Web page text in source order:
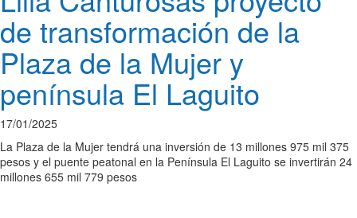
de transformación de la
Plaza de la Mujer y
península El Laguito
17/01/2025
La Plaza de la Mujer tendrá una inversión de 13 millones 975 mil 375
pesos y el puente peatonal en la Península El Laguito se invertirán 24
millones 655 mil 779 pesos